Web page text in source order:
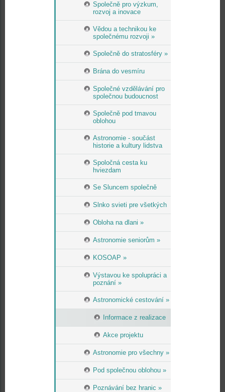
Společně pro výzkum,
rozvoj a inovace
Vědou a technikou ke
společnému rozvoji »
Společně do stratosféry »
Brána do vesmíru
Společné vzdělávání pro
společnou budoucnost
Společně pod tmavou
oblohou
Astronomie - součást
historie a kultury lidstva
Spoločná cesta ku
hviezdam
Se Sluncem společně
Slnko svieti pre všetkých
Obloha na dlani »
Astronomie seniorům »
KOSOAP »
Výstavou ke spolupráci a
poznání »
Astronomické cestování »
Informace z realizace
Akce projektu
Astronomie pro všechny »
Pod společnou oblohou »
Poznávání bez hranic »